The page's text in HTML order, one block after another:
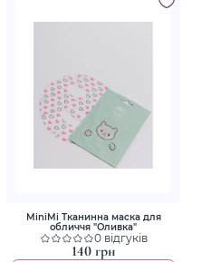
MiniMi Тканинна маска для
обличчя "Оливка"
0 відгуків
140 грн